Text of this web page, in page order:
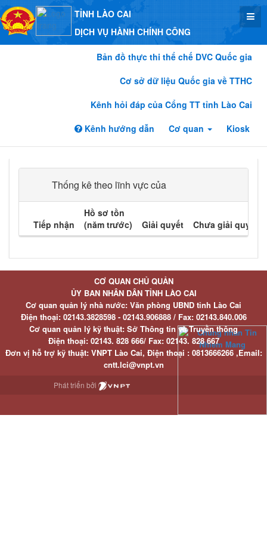
TỈNH LÀO CAI
DỊCH VỤ HÀNH CHÍNH CÔNG
Bản đồ thực thi thể chế DVC Quốc gia
Cơ sở dữ liệu Quốc gia về TTHC
Kênh hỏi đáp của Cổng TT tỉnh Lào Cai
Kênh hướng dẫn
Cơ quan Kiosk
Thống kê theo lĩnh vực của
Tiếp nhận
Hồ sơ tồn
(năm trước)
Giải quyết Chưa giải quyết
CƠ QUAN CHỦ QUẢN
ỦY BAN NHÂN DÂN TỈNH LÀO CAI
Cơ quan quản lý nhà nước: Văn phòng UBND tỉnh Lào Cai
Điện thoại:02143.3828598 - 02143.906888 / Fax:02143.840.006
Cơ quan quản lý kỹ thuật: Sở Thông tin và Truyền thông
Điện thoại:02143. 828 666/ Fax:02143. 828 667
Đơn vị hỗ trợ kỹ thuật: VNPT Lào Cai, Điện thoại : 0813666266 ,Email:
cntt.lci@vnpt.vn
Phát triển bởi